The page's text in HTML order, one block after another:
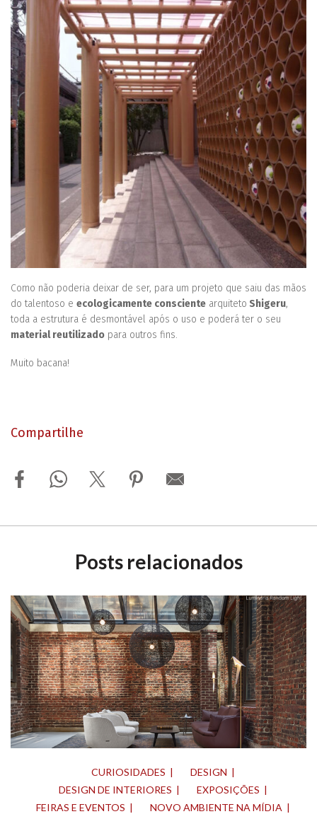
Compartilhe
Como não poderia deixar de ser, para um projeto que saiu das mãos
do talentoso e ecologicamente consciente arquiteto Shigeru,
toda a estrutura é desmontável após o uso e poderá ter o seu
material reutilizado para outros fins.
Muito bacana!
Posts relacionados
CURIOSIDADES
DESIGN
DESIGN DE INTERIORES
EXPOSIÇÕES
FEIRAS E EVENTOS
NOVO AMBIENTE NA MÍDIA